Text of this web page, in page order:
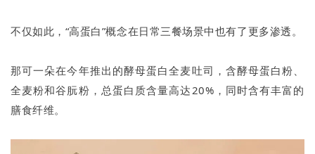
不仅如此，“高蛋白”概念在日常三餐场景中也有了更多渗透。
那可一朵在今年推出的酵母蛋白全麦吐司，含酵母蛋白粉、
全麦粉和谷朊粉，总蛋白质含量高达20%，同时含有丰富的
膳食纤维。